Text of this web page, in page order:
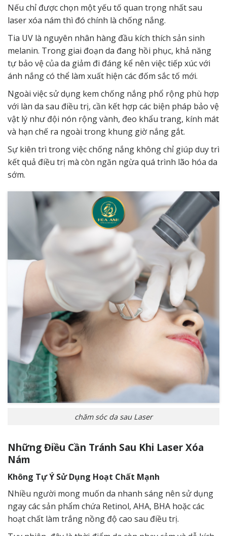
Nếu chỉ được chọn một yếu tố quan trọng nhất sau
laser xóa nám thì đó chính là chống nắng.
Tia UV là nguyên nhân hàng đầu kích thích sản sinh
melanin. Trong giai đoạn da đang hồi phục, khả năng
tự bảo vệ của da giảm đi đáng kể nên việc tiếp xúc với
ánh nắng có thể làm xuất hiện các đốm sắc tố mới.
Ngoài việc sử dụng kem chống nắng phổ rộng phù hợp
với làn da sau điều trị, cần kết hợp các biện pháp bảo vệ
vật lý như đội nón rộng vành, đeo khẩu trang, kính mát
và hạn chế ra ngoài trong khung giờ nắng gắt.
Sự kiên trì trong việc chống nắng không chỉ giúp duy trì
kết quả điều trị mà còn ngăn ngừa quá trình lão hóa da
sớm.
chăm sóc da sau Laser
Những Điều Cần Tránh Sau Khi Laser Xóa
Nám
Không Tự Ý Sử Dụng Hoạt Chất Mạnh
Nhiều người mong muốn da nhanh sáng nên sử dụng
ngay các sản phẩm chứa Retinol, AHA, BHA hoặc các
hoạt chất làm trắng nồng độ cao sau điều trị.